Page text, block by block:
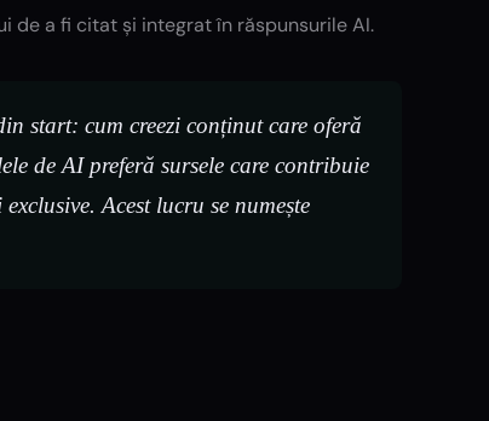
a fi citat și integrat în răspunsurile AI.
start: cum creezi conținut care oferă
de AI preferă sursele care contribuie
Acest lucru se numește